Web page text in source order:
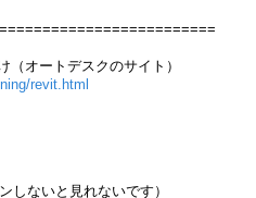
（オートデスクのサイト）
revit.html
しないと見れないです）